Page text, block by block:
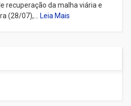
recuperação da malha viária e
(28/07),...
Leia Mais